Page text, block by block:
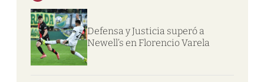
Defensa y Justicia superó a
Newell’s en Florencio Varela